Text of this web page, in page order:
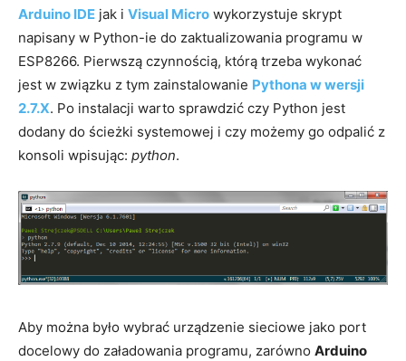
Arduino IDE jak i Visual Micro wykorzystuje skrypt
napisany w Python-ie do zaktualizowania programu w
ESP8266. Pierwszą czynnością, którą trzeba wykonać
jest w związku z tym zainstalowanie Pythona w wersji
2.7.X. Po instalacji warto sprawdzić czy Python jest
dodany do ścieżki systemowej i czy możemy go odpalić z
konsoli wpisując: python.
Aby można było wybrać urządzenie sieciowe jako port
docelowy do załadowania programu, zarówno Arduino